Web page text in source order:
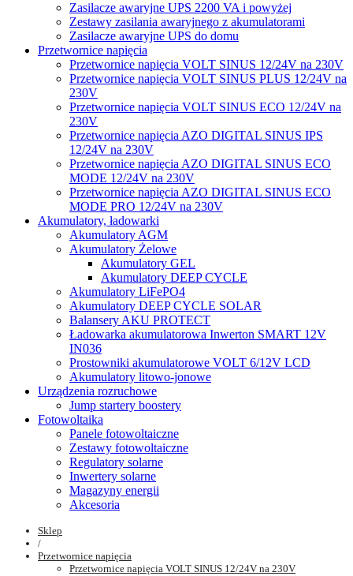
Zasilacze awaryjne UPS 2200 VA i powyżej
Zestawy zasilania awaryjnego z akumulatorami
Zasilacze awaryjne UPS do domu
Przetwornice napięcia
Przetwornice napięcia VOLT SINUS 12/24V na 230V
Przetwornice napięcia VOLT SINUS PLUS 12/24V na
230V
Przetwornice napięcia VOLT SINUS ECO 12/24V na
230V
Przetwornice napięcia AZO DIGITAL SINUS IPS
12/24V na 230V
Przetwornice napięcia AZO DIGITAL SINUS ECO
MODE 12/24V na 230V
Przetwornice napięcia AZO DIGITAL SINUS ECO
MODE PRO 12/24V na 230V
Akumulatory, ładowarki
Akumulatory AGM
Akumulatory Żelowe
Akumulatory GEL
Akumulatory DEEP CYCLE
Akumulatory LiFePO4
Akumulatory DEEP CYCLE SOLAR
Balansery AKU PROTECT
Ładowarka akumulatorowa Inwerton SMART 12V
IN036
Prostowniki akumulatorowe VOLT 6/12V LCD
Akumulatory litowo-jonowe
Urządzenia rozruchowe
Jump startery boostery
Fotowoltaika
Panele fotowoltaiczne
Zestawy fotowoltaiczne
Regulatory solarne
Inwertery solarne
Magazyny energii
Akcesoria
Sklep
/
Przetwornice napięcia
Przetwornice napięcia VOLT SINUS 12/24V na 230V